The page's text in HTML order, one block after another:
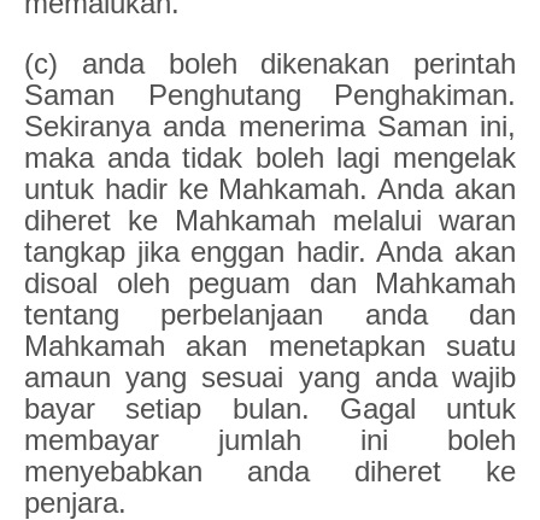
(c) anda boleh dikenakan perintah
Saman Penghutang Penghakiman.
Sekiranya anda menerima Saman ini,
maka anda tidak boleh lagi mengelak
untuk hadir ke Mahkamah. Anda akan
diheret ke Mahkamah melalui waran
tangkap jika enggan hadir. Anda akan
disoal oleh peguam dan Mahkamah
tentang perbelanjaan anda dan
Mahkamah akan menetapkan suatu
amaun yang sesuai yang anda wajib
bayar setiap bulan. Gagal untuk
membayar jumlah ini boleh
menyebabkan anda diheret ke
penjara.